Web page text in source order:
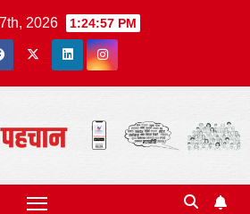
2026 1:24:58 PM